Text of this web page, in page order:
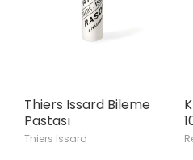
Thiers Issard Bileme
Pastası
Thiers Issard